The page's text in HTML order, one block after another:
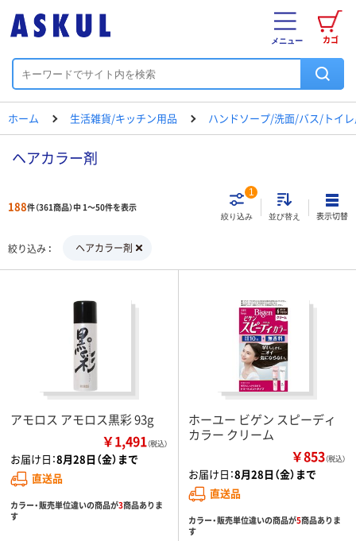
カゴ
メニュー
ホーム 生活雑貨/キッチン用品 ハンドソープ/洗面/バス/トイ
ヘアカラー剤
188件（361商品）中 1～50件を表示
絞り込み
1
並び替え 表示切替
絞り込み ヘアカラー剤
アモロス アモロス黒彩 93g
￥1,491（税込）
お届け日：8月28日（金）まで
直送品
カラー・販売単位違いの商品が3商品ありま
す
ホーユー ビゲン スピーディ
カラー クリーム
￥853（税込）
お届け日：8月28日（金）まで
直送品
カラー・販売単位違いの商品が5商品ありま
す